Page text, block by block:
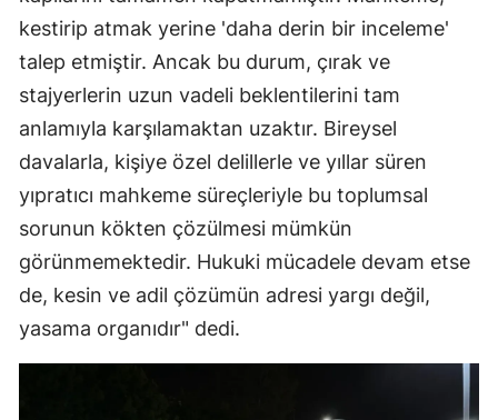
kestirip atmak yerine 'daha derin bir inceleme'
talep etmiştir. Ancak bu durum, çırak ve
stajyerlerin uzun vadeli beklentilerini tam
anlamıyla karşılamaktan uzaktır. Bireysel
davalarla, kişiye özel delillerle ve yıllar süren
yıpratıcı mahkeme süreçleriyle bu toplumsal
sorunun kökten çözülmesi mümkün
görünmemektedir. Hukuki mücadele devam etse
de, kesin ve adil çözümün adresi yargı değil,
yasama organıdır" dedi.